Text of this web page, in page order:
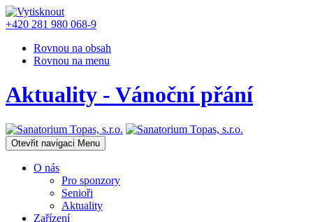
+420 281 980 068-9
Rovnou na obsah
Rovnou na menu
Aktuality - Vánoční přání
Otevřit navigaci Menu
O nás
Pro sponzory
Senioři
Aktuality
Zařízení